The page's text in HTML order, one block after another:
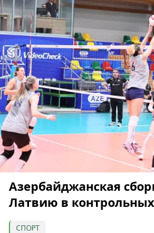
Азербайджанская
Латвию в
СПОРТ